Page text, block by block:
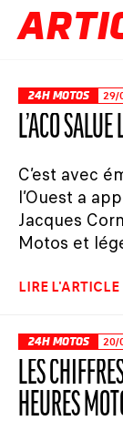
24H MOTOS 29/
L’ACO
C’est avec
l’Ouest a
Jacques
Motos et
LIRE L'ARTICLE
24H MOTOS 20/
LES
HEURES